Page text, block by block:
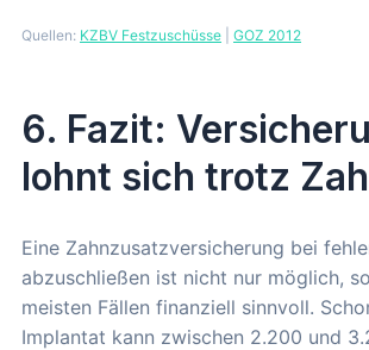
Quellen: KZBV Festzuschüsse GOZ 2012
6. Fazit:
lohnt sich trotz
Eine Zahnzusatzversicherung bei
abzuschließen ist nicht nur möglich,
meisten Fällen finanziell sinnvoll.
Implantat kann zwischen 2.200 und